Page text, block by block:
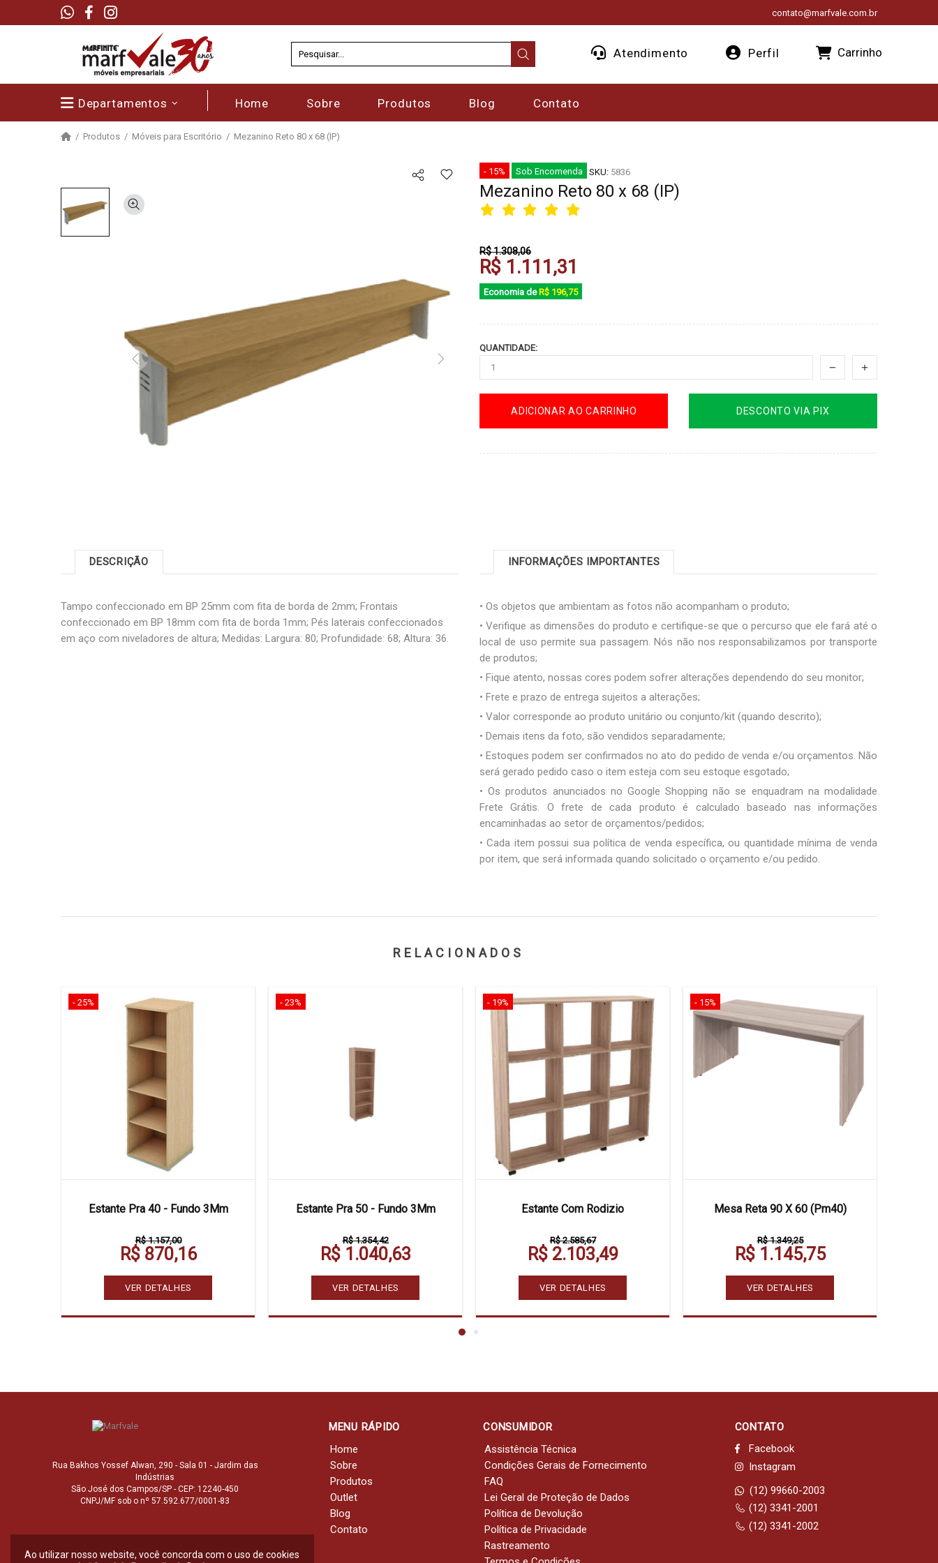
contato@marfvale.com.br
Atendimento Perfil Carrinho
Departamentos Home Sobre Produtos Blog Contato
Produtos Móveis para Escritório Mezanino Reto 80 x 68 (IP)
- 15% Sob Encomenda SKU: 5836
Mezanino Reto 80 x 68 (IP)
R$ 1.308,06
R$ 1.111,31
Economia de R$ 196,75
QUANTIDADE:
ADICIONAR AO CARRINHO DESCONTO VIA PIX
DESCRIÇÃO
Tampo confeccionado em BP 25mm com fita de borda de 2mm; Frontais
confeccionado em BP 18mm com fita de borda 1mm; Pés laterais confeccionados
em aço com niveladores de altura; Medidas: Largura: 80; Profundidade: 68; Altura: 36.
INFORMAÇÕES IMPORTANTES
• Os objetos que ambientam as fotos não acompanham o produto;
• Verifique as dimensões do produto e certifique-se que o percurso que ele fará até o
local de uso permite sua passagem. Nós não nos responsabilizamos por transporte
de produtos;
• Fique atento, nossas cores podem sofrer alterações dependendo do seu monitor;
• Frete e prazo de entrega sujeitos a alterações;
• Valor corresponde ao produto unitário ou conjunto/kit (quando descrito);
• Demais itens da foto, são vendidos separadamente;
• Estoques podem ser confirmados no ato do pedido de venda e/ou orçamentos. Não
será gerado pedido caso o item esteja com seu estoque esgotado;
• Os produtos anunciados no Google Shopping não se enquadram na modalidade
Frete Grátis. O frete de cada produto é calculado baseado nas informações
encaminhadas ao setor de orçamentos/pedidos;
• Cada item possui sua política de venda específica, ou quantidade mínima de venda
por item, que será informada quando solicitado o orçamento e/ou pedido.
RELACIONADOS
- 25%
Estante Pra 40 - Fundo 3Mm
R$ 1.157,00
R$ 870,16
VER DETALHES
- 23%
Estante Pra 50 - Fundo 3Mm
R$ 1.354,42
R$ 1.040,63
VER DETALHES
- 19%
Estante Com Rodizio
R$ 2.585,67
R$ 2.103,49
VER DETALHES
- 15%
Mesa Reta 90 X 60 (Pm40)
R$ 1.349,25
R$ 1.145,75
VER DETALHES
Rua Bakhos Yossef Alwan, 290 - Sala 01 - Jardim das
Indústrias
São José dos Campos/SP - CEP: 12240-450
CNPJ/MF sob o nº 57.592.677/0001-83
MENU RÁPIDO
Home
Sobre
Produtos
Outlet
Blog
Contato
CONSUMIDOR
Assistência Técnica
Condições Gerais de Fornecimento
FAQ
Lei Geral de Proteção de Dados
Política de Devolução
Política de Privacidade
Rastreamento
CONTATO
Facebook
Instagram
(12) 99660-2003
(12) 3341-2001
(12) 3341-2002
Ao utilizar nosso website, você concorda com o uso de cookies